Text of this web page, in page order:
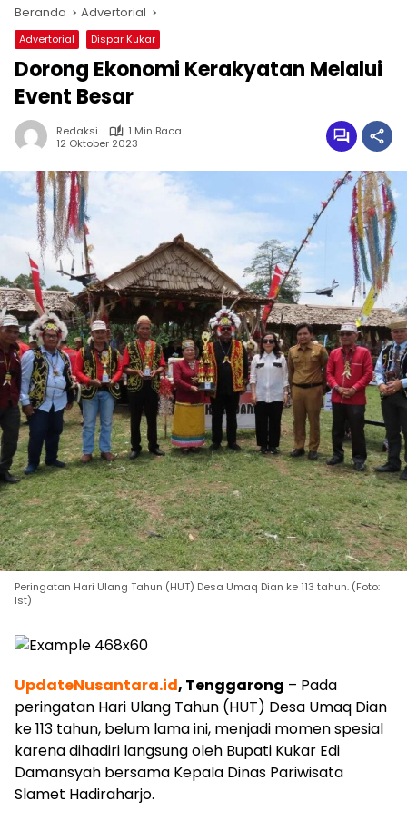
Beranda Advertorial
Advertorial Dispar Kukar
Dorong Ekonomi Kerakyatan Melalui
Event Besar
Redaksi
1 Min Baca
12 Oktober 2023
Peringatan Hari Ulang Tahun (HUT) Desa Umaq Dian ke 113 tahun. (Foto:
Ist)
UpdateNusantara.id, Tenggarong – Pada
peringatan Hari Ulang Tahun (HUT) Desa Umaq Dian
ke 113 tahun, belum lama ini, menjadi momen spesial
karena dihadiri langsung oleh Bupati Kukar Edi
Damansyah bersama Kepala Dinas Pariwisata
Slamet Hadiraharjo.